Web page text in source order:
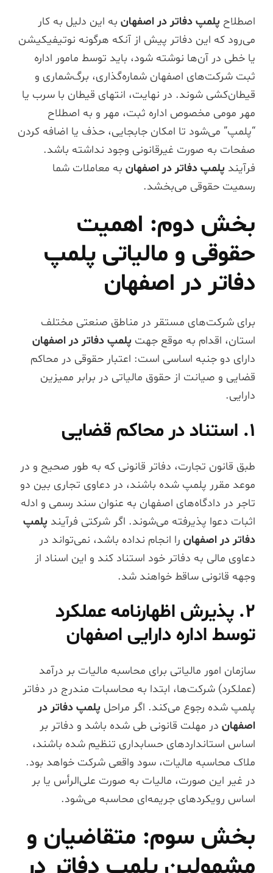
اصطلاح پلمپ دفاتر در اصفهانبه این دلیل به کار
می‌رود که این دفاتر پیش از آنکه هرگونه نوتیفیکیشن
یا خطی در آن‌ها نوشته شود، باید توسط مامور اداره
ثبت شرکت‌های اصفهان شماره‌گذاری، برگ‌شماری و
قیطان‌کشی شوند. در نهایت، انتهای قیطان با سرب یا
مهر مومی مخصوص اداره ثبت، مهر و به اصطلاح
“پلمپ” می‌شود تا امکان جابجایی، حذف یا اضافه کردن
صفحات به صورت غیرقانونی وجود نداشته باشد.
فرآیند پلمپ دفاتر در اصفهانبه معاملات شما
رسمیت حقوقی می‌بخشد.
بخش دوم: اهمیت
حقوقی و مالیاتی پلمپ
دفاتر در اصفهان
برای شرکت‌های مستقر در مناطق صنعتی مختلف
استان، اقدام به موقع جهت پلمپ دفاتر در اصفهان
دارای دو جنبه اساسی است: اعتبار حقوقی در محاکم
قضایی و صیانت از حقوق مالیاتی در برابر ممیزین
دارایی.
۱. استناد در محاکم قضایی
طبق قانون تجارت، دفاتر قانونی که به طور صحیح و در
موعد مقرر پلمپ شده باشند، در دعاوی تجاری بین دو
تاجر در دادگاه‌های اصفهان به عنوان سند رسمی و ادله
اثبات دعوا پذیرفته می‌شوند. اگر شرکتی فرآیند پلمپ
دفاتر در اصفهانرا انجام نداده باشد، نمی‌تواند در
دعاوی مالی به دفاتر خود استناد کند و این اسناد از
وجهه قانونی ساقط خواهند شد.
۲. پذیرش اظهارنامه عملکرد
توسط اداره دارایی اصفهان
سازمان امور مالیاتی برای محاسبه مالیات بر درآمد
(عملکرد) شرکت‌ها، ابتدا به محاسبات مندرج در دفاتر
پلمپ شده رجوع می‌کند. اگر مراحل پلمپ دفاتر در
اصفهاندر مهلت قانونی طی شده باشد و دفاتر بر
اساس استانداردهای حسابداری تنظیم شده باشند،
ملاک محاسبه مالیات، سود واقعی شرکت خواهد بود.
در غیر این صورت، مالیات به صورت علی‌الرأس یا بر
اساس رویکردهای جریمه‌ای محاسبه می‌شود.
بخش سوم: متقاضیان و